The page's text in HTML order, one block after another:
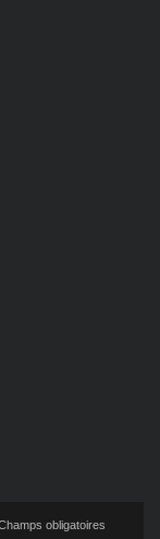
obligatoires